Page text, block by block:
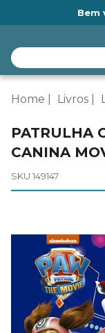
Bem
Home Livros
PATRULHA
CANINA
SKU 149147